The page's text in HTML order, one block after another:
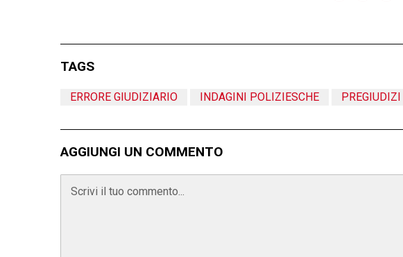
TAGS
ERRORE GIUDIZIARIO INDAGINI POLIZIESCHE
AGGIUNGI UN COMMENTO